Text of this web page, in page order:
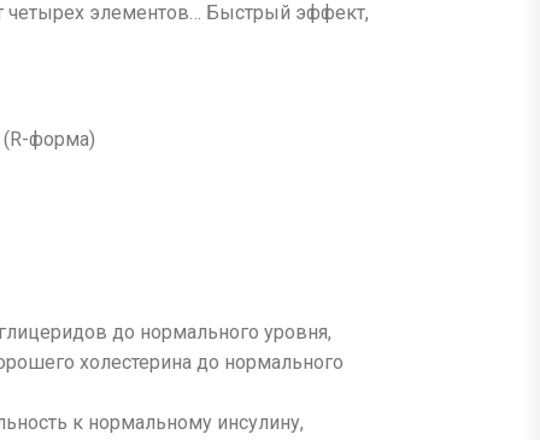
четырех элементов… Быстрый эффект,
(R-форма)
до нормального уровня,
холестерина до нормального
к нормальному инсулину,